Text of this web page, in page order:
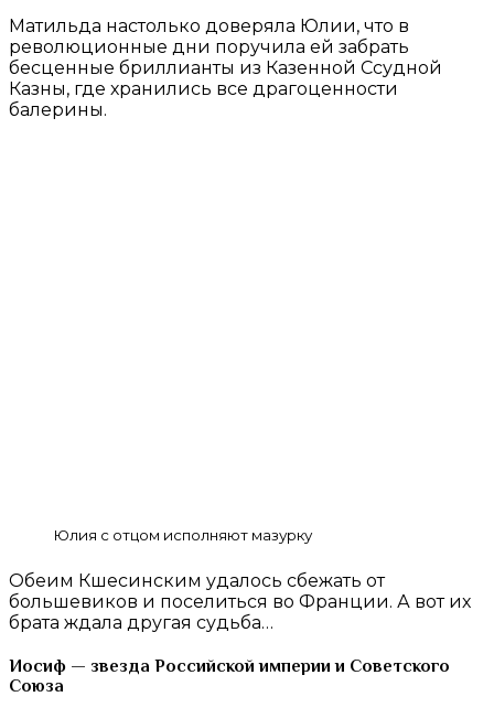
Матильда настолько доверяла Юлии, что в
революционные дни поручила ей забрать
бесценные бриллианты из Казенной Ссудной
Казны, где хранились все драгоценности
балерины.
Юлия с отцом исполняют мазурку
Обеим Кшесинским удалось сбежать от
большевиков и поселиться во Франции. А вот их
брата ждала другая судьба…
Иосиф — звезда Российской империи и Советского
Союза